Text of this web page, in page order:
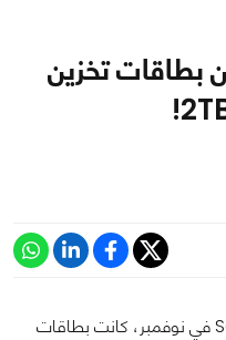
تخزين
منذ إطلاق Xbox Series X و Series S في نوفمبر، كانت بطاقات